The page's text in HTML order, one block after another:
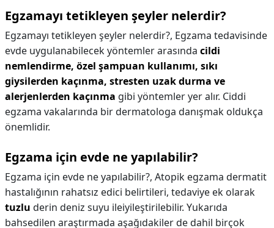
Egzamayı tetikleyen şeyler nelerdir?
Egzamayı tetikleyen şeyler nelerdir?, Egzama tedavisinde
evde uygulanabilecek yöntemler arasında cildi
nemlendirme, özel şampuan kullanımı, sıkı
giysilerden kaçınma, stresten uzak durma ve
alerjenlerden kaçınma gibi yöntemler yer alır. Ciddi
egzama vakalarında bir dermatologa danışmak oldukça
önemlidir.
Egzama için evde ne yapılabilir?
Egzama için evde ne yapılabilir?, Atopik egzama dermatit
hastalığının rahatsız edici belirtileri, tedaviye ek olarak
tuzlu derin deniz suyu ileiyileştirilebilir. Yukarıda
bahsedilen araştırmada aşağıdakiler de dahil birçok